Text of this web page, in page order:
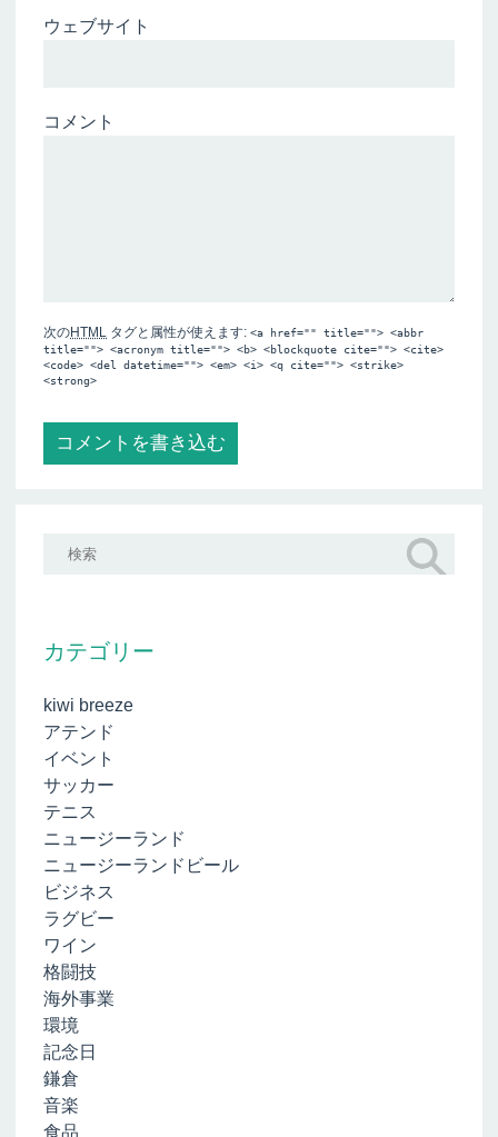
ウェブサイト
コメント
次のHTML タグと属性が使えます:<a href="" title=""> <abbr
title=""> <acronym title=""> <b> <blockquote cite=""> <cite>
<code> <del datetime=""> <em> <i> <q cite=""> <strike>
<strong>
カテゴリー
kiwi breeze
アテンド
イベント
サッカー
テニス
ニュージーランド
ニュージーランドビール
ビジネス
ラグビー
ワイン
格闘技
海外事業
環境
記念日
鎌倉
音楽
食品